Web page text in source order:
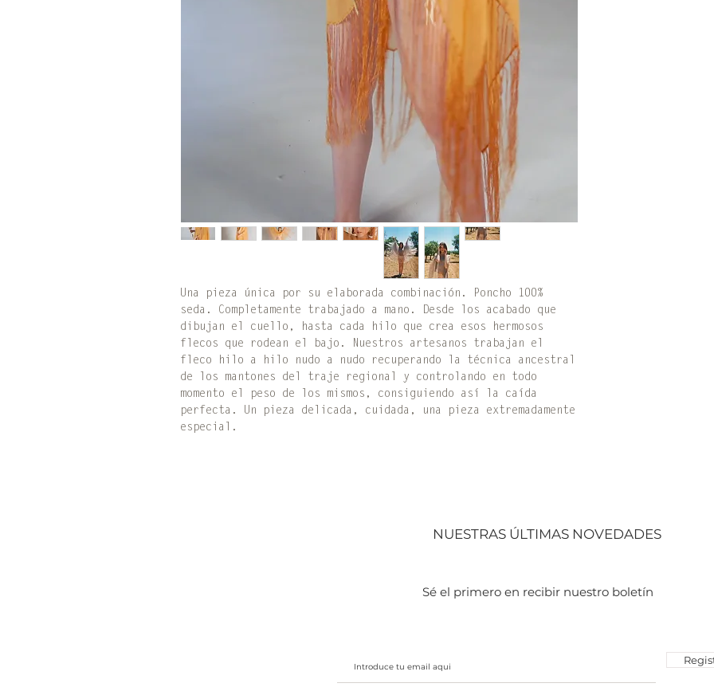
Una pieza única por su elaborada combinación. Poncho 100%
seda. Completamente trabajado a mano. Desde los acabado que
dibujan el cuello, hasta cada hilo que crea esos hermosos
flecos que rodean el bajo. Nuestros artesanos trabajan el
fleco hilo a hilo nudo a nudo recuperando la técnica ancestral
de los mantones del traje regional y controlando en todo
momento el peso de los mismos, consiguiendo así la caída
perfecta. Un pieza delicada, cuidada, una pieza extremadamente
especial.
NUESTRAS ÚLTIMAS NOVEDADES
​Sé el primero en recibir nuestro boletín